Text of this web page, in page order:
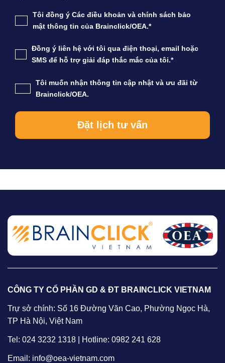
Tôi đồng ý Các điều khoản và chính sách bảo
mật thông tin của Brainclick/OEA.*
Đồng ý liên hệ với tôi qua điện thoại, email hoặc
SMS để hỗ trợ giải đáp thắc mắc của tôi.*
Tôi muốn nhận thông tin cập nhật và ưu đãi từ
Brainclick/OEA.
CÔNG TY CỔ PHẦN GD & ĐT BRAINCLICK VIETNAM
Trự sở chính: Số 16 Đường Văn Cao, Phường Ngọc Hà,
TP Hà Nội, Việt Nam
Tel: 024 3232 1318 | Hotline: 0982 241 628
Email: info@oea-vietnam.com